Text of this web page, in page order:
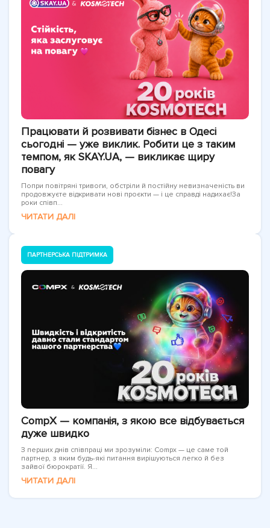
Працювати й розвивати бізнес в Одесі
сьогодні — уже виклик. Робити це з таким
темпом, як SKAY.UA, — викликає щиру
повагу
Попри повітряні тривоги, обстріли й постійну невизначеність ви
продовжуєте відкривати нові проєкти — і це справді надихає!За
роки співп...
ЧИТАТИ ДАЛІ
ПАРТНЕРСЬКА ПІДТРИМКА
CompX — компанія, з якою все відбувається
дуже швидко
З перших днів співпраці ми зрозуміли: Compx — це саме той
партнер, з яким будь-які питання вирішуються легко й без
зайвої бюрократії. Я...
ЧИТАТИ ДАЛІ